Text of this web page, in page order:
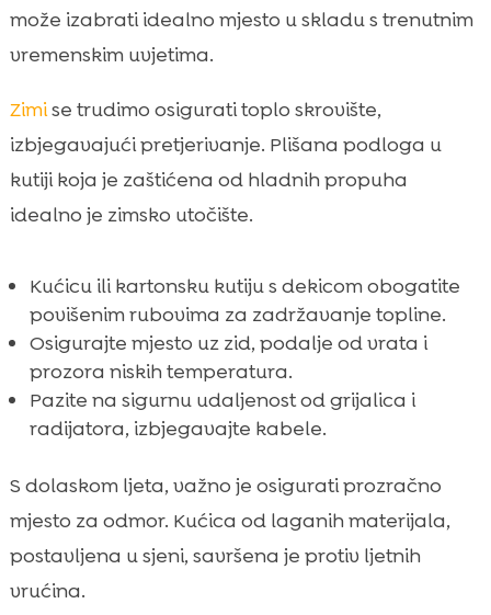
može izabrati idealno mjesto u skladu s trenutnim
vremenskim uvjetima.
Zimise trudimo osigurati toplo skrovište,
izbjegavajući pretjerivanje. Plišana podloga u
kutiji koja je zaštićena od hladnih propuha
idealno je zimsko utočište.
Kućicu ili kartonsku kutiju s dekicom obogatite
povišenim rubovima za zadržavanje topline.
Osigurajte mjesto uz zid, podalje od vrata i
prozora niskih temperatura.
Pazite na sigurnu udaljenost od grijalica i
radijatora, izbjegavajte kabele.
S dolaskom ljeta, važno je osigurati prozračno
mjesto za odmor. Kućica od laganih materijala,
postavljena u sjeni, savršena je protiv ljetnih
vrućina.